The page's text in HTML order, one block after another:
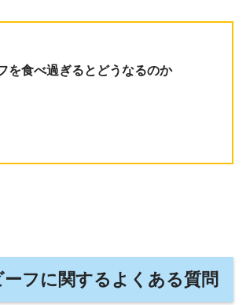
を食べ過ぎるとどうなるのか
ーフに関するよくある質問